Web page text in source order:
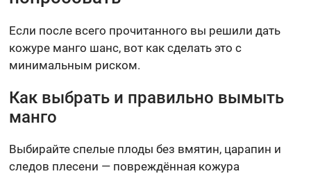
Если после всего прочитанного вы решили дать
кожуре манго шанс, вот как сделать это с
минимальным риском.
Как выбрать и правильно вымыть
манго
Выбирайте спелые плоды без вмятин, царапин и
следов плесени — повреждённая кожура